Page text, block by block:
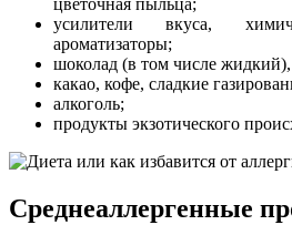
цветочная пыльца;
усилители вкуса,
ароматизаторы;
шоколад (в том числе
какао, кофе, сладкие
алкоголь;
продукты экзотического
Среднеаллергенные